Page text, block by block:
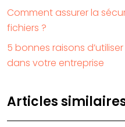
Comment assurer la
fichiers ?
5 bonnes raisons
dans votre entreprise
Articles